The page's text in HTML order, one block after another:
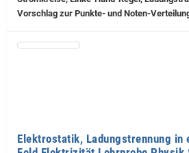
Vorschlag zur Punkte- und Noten-
Elektrostatik, Ladungstrennung in